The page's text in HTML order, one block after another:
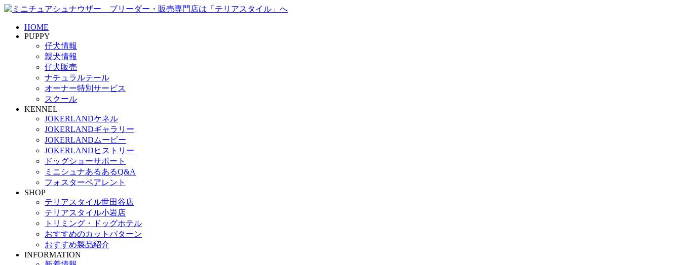
HOME
PUPPY
仔犬情報
親犬情報
仔犬販売
ナチュラルテール
オーナー特別サービス
スクール
KENNEL
JOKERLANDケネル
JOKERLANDギャラリー
JOKERLANDムービー
JOKERLANDヒストリー
ドッグショーサポート
ミニシュナあるあるQ&A
フォスターペアレント
SHOP
テリアスタイル世田谷店
テリアスタイル小岩店
トリミング・ドッグホテル
おすすめのカットパターン
おすすめ製品紹介
INFORMATION